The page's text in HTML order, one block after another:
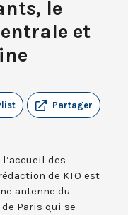
le
et
Partager
des
de KTO est
antenne du
Paris qui se